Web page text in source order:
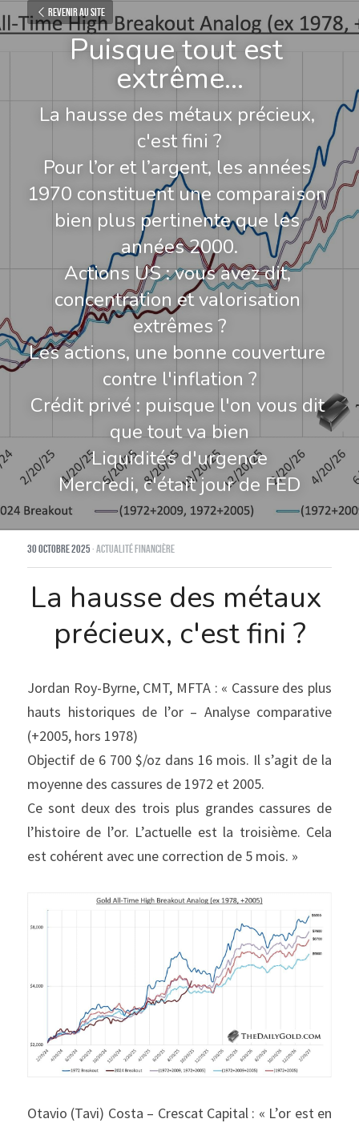
Revenir au site
Puisque tout est
extrême...
La hausse des métaux précieux,
c'est fini ?
Pour l’or et l’argent, les années
1970 constituent une comparaison
bien plus pertinente que les
années 2000.
Actions US : vous avez dit,
concentration et valorisation
extrêmes ?
Les actions, une bonne couverture
contre l'inflation ?
Crédit privé : puisque l'on vous dit
que tout va bien
Liquidités d'urgence
Mercredi, c'était jour de FED
30 octobre 2025·Actualité financière
La hausse des métaux
précieux, c'est fini ?
Jordan Roy-Byrne, CMT, MFTA : « Cassure des plus
hauts historiques de l’or – Analyse comparative
(+2005, hors 1978)
Objectif de 6 700 $/oz dans 16 mois. Il s’agit de la
moyenne des cassures de 1972 et 2005.
Ce sont deux des trois plus grandes cassures de
l’histoire de l’or. L’actuelle est la troisième. Cela
est cohérent avec une correction de 5 mois. »
Otavio (Tavi) Costa – Crescat Capital : « L’or est en